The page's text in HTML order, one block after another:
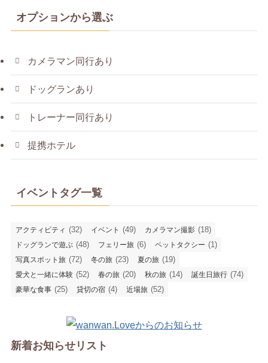
オプションから選ぶ
カメラマン同行あり
ドッグランあり
トレーナー同行あり
提携ホテル
イベントタグ一覧
アクティビティ (32) イベント (49) カメラマン撮影 (18)
ドッグランで遊ぶ (48) フェリー旅 (6) ペットタクシー (1)
写真スポット旅 (72) 冬の旅 (23) 夏の旅 (19)
愛犬と一緒に体験 (52) 春の旅 (20) 秋の旅 (14) 誕生日旅行 (74)
豪華な食事 (25) 貸切の宿 (4) 近場旅 (52)
新着お知らせリスト